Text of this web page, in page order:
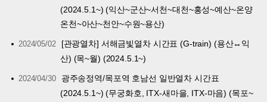
(2024.5.1~) (익산~군산~서천~대천~홍성~예산~온양
온천~아산~천안~수원~용산)
2024/05/02
[관광열차] 서해금빛열차 시간표 (G-train) (용산↔익
산) (목~월) (2024.5.1~)
2024/04/30
광주송정역/목포역 호남선 일반열차 시간표
(2024.5.1~) (무궁화호, ITX-새마을, ITX-마음) (목포~